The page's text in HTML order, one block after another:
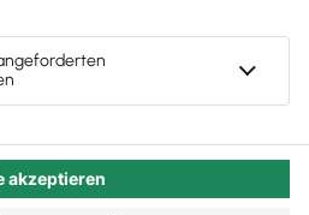
lexofficer:
Plätze frei!